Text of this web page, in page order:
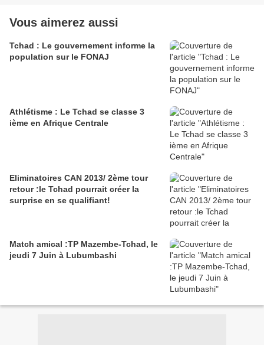
Vous aimerez aussi
Tchad : Le gouvernement informe la
population sur le FONAJ
Athlétisme : Le Tchad se classe 3
ième en Afrique Centrale
Eliminatoires CAN 2013/ 2ème tour
retour :le Tchad pourrait créer la
surprise en se qualifiant!
Match amical :TP Mazembe-Tchad, le
jeudi 7 Juin à Lubumbashi